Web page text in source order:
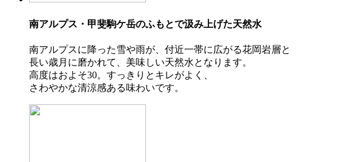
南アルプス・甲斐駒ケ岳のふもとで汲み上げた天然水
南アルプスに降った雪や雨が、付近一帯に広がる花岡岩層と
長い歳月に磨かれて、美味しい天然水となります。
高度はおよそ30。すっきりとキレがよく、
さわやかな清涼感ある味わいです。